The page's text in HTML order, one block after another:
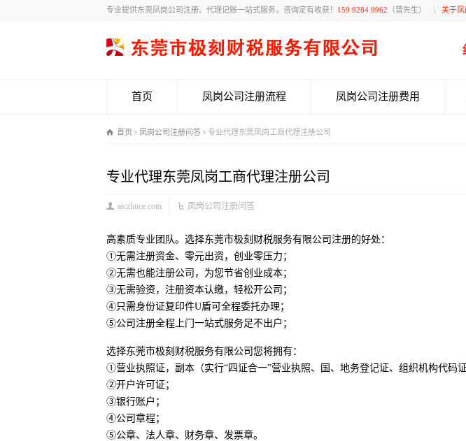
专业提供东莞凤岗公司注册、代理记账一站式服务，咨询定有收获！ 159 9284 9962 （曾先生） 关于
首页 凤岗公司注册流程 凤岗公司注册费用
首页 凤岗公司注册问答 专业代理东莞凤岗工商代理注册公司
专业代理东莞凤岗工商代理注册公司
aiczhuce.com 凤岗公司注册问答
高素质专业团队。选择东莞市极刻财税服务有限公司注册的好处：
①无需注册资金、零元出资，创业零压力；
②无需也能注册公司，为您节省创业成本；
③无需验资，注册资本认缴，轻松开公司；
④只需身份证复印件U盾可全程委托办理；
⑤公司注册全程上门一站式服务足不出户；
选择东莞市极刻财税服务有限公司您将拥有：
①营业执照证，副本（实行“四证合一”营业执照、国、地务登记证、组织机构代码证
②开户许可证；
③银行账户；
④公司章程；
⑤公章、法人章、财务章、发票章。